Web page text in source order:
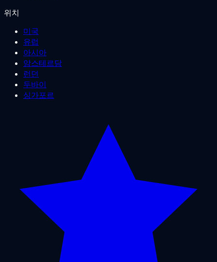
위치
미국
유럽
아시아
암스테르담
런던
두바이
싱가포르